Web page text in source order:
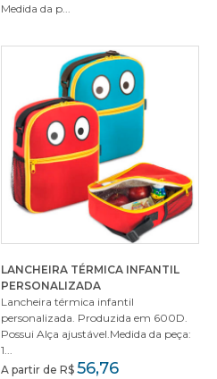
Medida da p...
LANCHEIRA TÉRMICA INFANTIL
PERSONALIZADA
Lancheira térmica infantil
personalizada. Produzida em 600D.
Possui Alça ajustável.Medida da peça:
1...
A partir de R$ 56,76